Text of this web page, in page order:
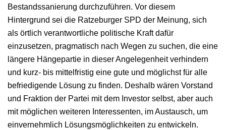
Bestandssanierung durchzuführen. Vor diesem
Hintergrund sei die Ratzeburger SPD der Meinung, sich
als örtlich verantwortliche politische Kraft dafür
einzusetzen, pragmatisch nach Wegen zu suchen, die eine
längere Hängepartie in dieser Angelegenheit verhindern
und kurz- bis mittelfristig eine gute und möglichst für alle
befriedigende Lösung zu finden. Deshalb wären Vorstand
und Fraktion der Partei mit dem Investor selbst, aber auch
mit möglichen weiteren Interessenten, im Austausch, um
einvernehmlich Lösungsmöglichkeiten zu entwickeln.